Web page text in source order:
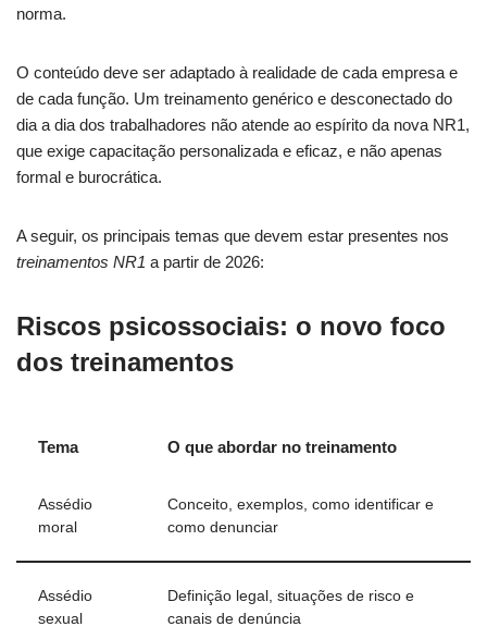
norma.
O conteúdo deve ser adaptado à realidade de cada empresa e
de cada função. Um treinamento genérico e desconectado do
dia a dia dos trabalhadores não atende ao espírito da nova NR1,
que exige capacitação personalizada e eficaz, e não apenas
formal e burocrática.
A seguir, os principais temas que devem estar presentes nos
treinamentos NR1 a partir de 2026:
Riscos psicossociais: o novo foco
dos treinamentos
Tema O que abordar no treinamento
Assédio
moral
Conceito, exemplos, como identificar e
como denunciar
Assédio
sexual
Definição legal, situações de risco e
canais de denúncia